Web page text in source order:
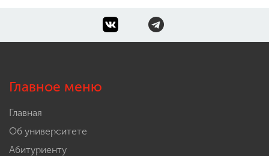
Главное меню
Главная
Об университете
Абитуриенту